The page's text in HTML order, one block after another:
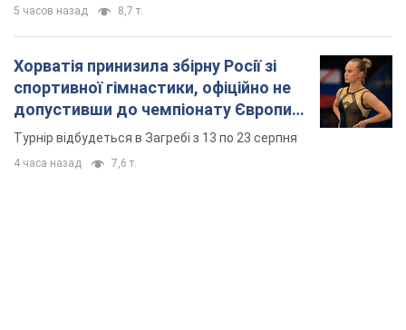
5 часов назад 8,7 т.
Хорватія принизила збірну Росії зі
спортивної гімнастики, офіційно не
допустивши до чемпіонату Європи
основних спортсменів
Турнір відбудеться в Загребі з 13 по 23 серпня
4 часа назад 7,6 т.